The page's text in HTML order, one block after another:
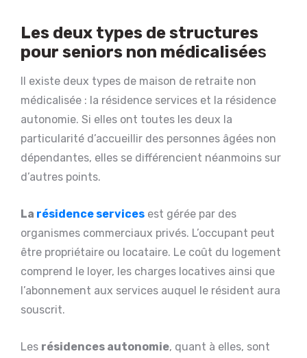
Les deux types de structures
pour seniors non médicalisées
Il existe deux types de maison de retraite non
médicalisée : la résidence services et la résidence
autonomie. Si elles ont toutes les deux la
particularité d’accueillir des personnes âgées non
dépendantes, elles se différencient néanmoins sur
d’autres points.
La résidence services est gérée par des
organismes commerciaux privés. L’occupant peut
être propriétaire ou locataire. Le coût du logement
comprend le loyer, les charges locatives ainsi que
l’abonnement aux services auquel le résident aura
souscrit.
Les résidences autonomie, quant à elles, sont